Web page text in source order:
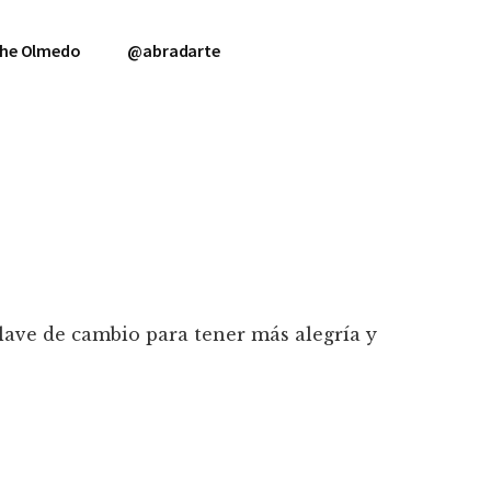
Olmedo @abradarte
de cambio para tener más alegría y